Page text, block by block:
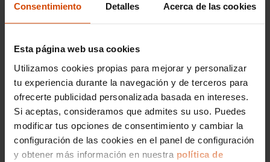
Consentimiento Detalles Acerca de las cookies
Esta página web usa cookies
Utilizamos cookies propias para mejorar y personalizar
tu experiencia durante la navegación y de terceros para
ofrecerte publicidad personalizada basada en intereses.
Si aceptas, consideramos que admites su uso. Puedes
modificar tus opciones de consentimiento y cambiar la
configuración de las cookies en el panel de configuración
y obtener más información en nuestra política de
fiables, con la garantía que solo un líder en
automoción puede ofrecer. Ford es sinónimo de
puedes encontrar en cada modelo disponible en
Nos enfocamos en ofrecer a nuestros clientes
una experiencia de compra satisfactoria,
asegurándonos de que cada Ford que
entregamos esté en condiciones óptimas. Desde
el económico Ford Fiesta hasta el versátil Ford
Kuga, en nuestras instalaciones en Lugo podrás